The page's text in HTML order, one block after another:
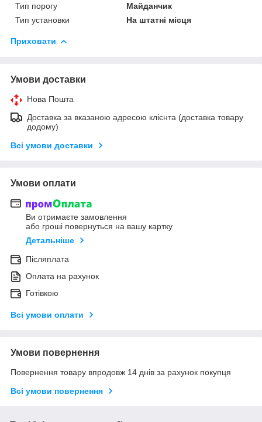
Тип порогу
Майданчик
Тип установки
На штатні місця
Приховати
Умови доставки
Нова Пошта
Доставка за вказаною адресою клієнта (доставка товару
додому)
Всі умови доставки
Умови оплати
Ви отримаєте замовлення
або гроші повернуться на вашу картку
Детальніше
Післяплата
Оплата на рахунок
Готівкою
Всі умови оплати
Умови повернення
Повернення товару впродовж 14 днів за рахунок покупця
Всі умови повернення